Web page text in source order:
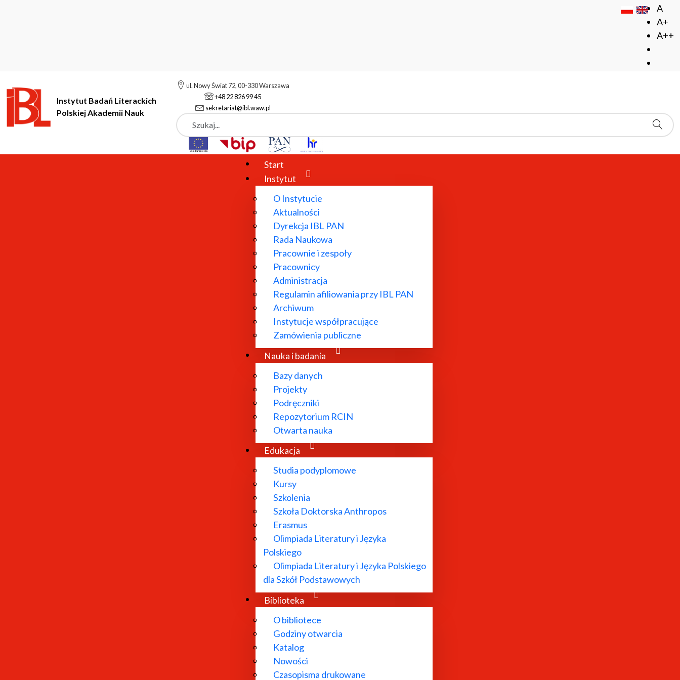
A
A+
A++
Instytut Badań Literackich
Polskiej Akademii Nauk
ul. Nowy Świat 72, 00-330 Warszawa
+48 22 826 99 45
sekretariat@ibl.waw.pl
Szukaj
Start
Instytut
O Instytucie
Aktualności
Dyrekcja IBL PAN
Rada Naukowa
Pracownie i zespoły
Pracownicy
Administracja
Regulamin afiliowania przy IBL PAN
Archiwum
Instytucje współpracujące
Zamówienia publiczne
Nauka i badania
Bazy danych
Projekty
Podręczniki
Repozytorium RCIN
Otwarta nauka
Edukacja
Studia podyplomowe
Kursy
Szkolenia
Szkoła Doktorska Anthropos
Erasmus
Olimpiada Literatury i Języka
Polskiego
Olimpiada Literatury i Języka Polskiego
dla Szkół Podstawowych
Biblioteka
O bibliotece
Godziny otwarcia
Katalog
Nowości
Czasopisma drukowane
Instytut Badań Literackich Polskiej Akademii Nauk Podstrony